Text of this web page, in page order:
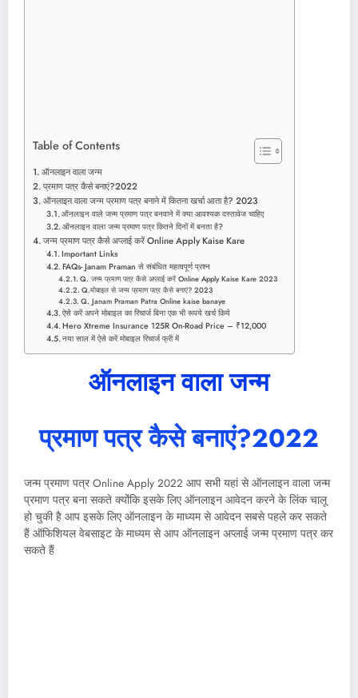
Table of Contents
ऑनलाइन वाला जन्म
प्रमाण पत्र कैसे बनाएं?2022
ऑनलाइन वाला जन्म प्रमाण पत्र बनाने में कितना खर्चा आता है? 2023
ऑनलाइन वाले जन्म प्रमाण पत्र बनवाने में क्या आवश्यक दस्तावेज चाहिए
ऑनलाइन वाला जन्म प्रमाण पत्र कितने दिनों में बनता है?
जन्म प्रमाण पत्र कैसे अप्लाई करें Online Apply Kaise Kare
Important Links
FAQs- Janam Praman से संबंधित महत्वपूर्ण प्रश्न
Q. जन्म प्रमाण पत्र कैसे अप्लाई करें Online Apply Kaise Kare 2023
Q.मोबाइल से जन्म प्रमाण पत्र कैसे बनाएं? 2023
Q. Janam Praman Patra Online kaise banaye
ऐसे करें अपने मोबाइल का रिचार्ज बिना एक भी रूपये खर्च किये
Hero Xtreme Insurance 125R On-Road Price – ₹12,000
नया साल में ऐसे करें मोबाइल रिचार्ज फ्री में
ऑनलाइन वाला जन्म
प्रमाण पत्र कैसे बनाएं?2022
जन्म प्रमाण पत्र Online Apply 2022 आप सभी यहां से ऑनलाइन वाला जन्म
प्रमाण पत्र बना सकते क्योंकि इसके लिए ऑनलाइन आवेदन करने के लिंक चालू
हो चुकी है आप इसके लिए ऑनलाइन के माध्यम से आवेदन सबसे पहले कर सकते
हैं ऑफिशियल वेबसाइट के माध्यम से आप ऑनलाइन अप्लाई जन्म प्रमाण पत्र कर
सकते हैं